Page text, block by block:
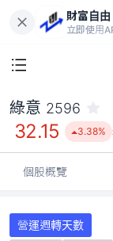
財富自由
立即使用
綠意 2596
32.15 3.38%
個股概覽
營運週轉天數